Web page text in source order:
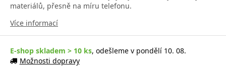
materiálů, přesně na míru telefonu.
Více informací
E-shop skladem > 10 ks, odešleme v pondělí 10. 08.
Možnosti dopravy